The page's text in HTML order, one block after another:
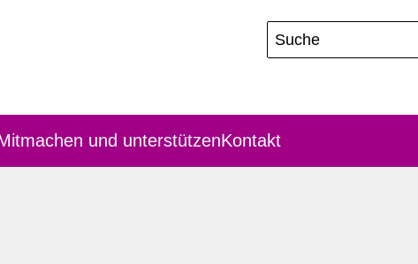
und unterstützenKontakt